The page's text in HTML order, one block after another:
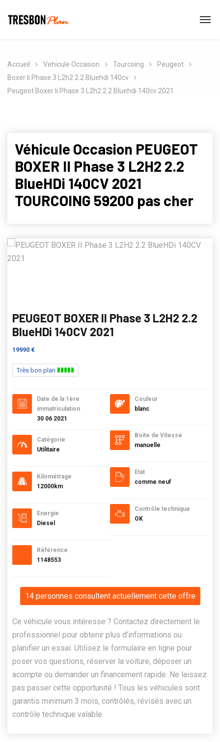
Accueil Vehicule Occasion Tourcoing
Peugeot
Boxer Ii Phase 3 L2h2 2.2 Bluehdi 140cv
Peugeot Boxer Ii Phase 3 L2h2 2.2 Bluehdi 140cv 2021
Véhicule Occasion PEUGEOT
BOXER II Phase 3 L2H2 2.2
BlueHDi 140CV 2021
TOURCOING 59200 pas cher
PEUGEOT BOXER II Phase 3 L2H2 2.2
BlueHDi 140CV 2021
19990 €
Très bon plan
Date de la 1ère
immatriculation
30 06 2021
Catégorie
Utilitaire
Kilométrage
12000km
Energie
Diesel
Référence
1148553
Couleur
blanc
Boite de Vitesse
manuelle
Etat
comme neuf
Contrôle technique
OK
14 personnes consultent actuellement cette offre
Ce véhicule vous intéresse ? Contactez directement le
professionnel pour obtenir plus d’informations ou
planifier un essai. Utilisez le formulaire en ligne pour
poser vos questions, réserver la voiture, déposer un
acompte ou demander un financement rapide. Ne laissez
pas passer cette opportunité ! Tous les véhicules sont
garantis minimum 3 mois, contrôlés, révisés avec un
contrôle technique valable.